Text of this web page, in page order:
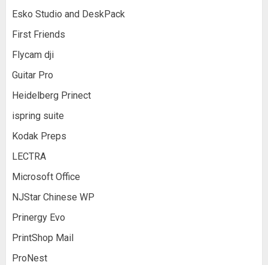
Esko Studio and DeskPack
First Friends
Flycam dji
Guitar Pro
Heidelberg Prinect
ispring suite
Kodak Preps
LECTRA
Microsoft Office
NJStar Chinese WP
Prinergy Evo
PrintShop Mail
ProNest